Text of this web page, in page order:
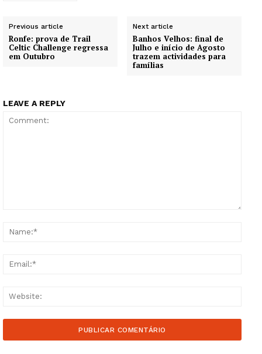
Previous article
Ronfe: prova de Trail
Celtic Challenge regressa
em Outubro
Next article
Banhos Velhos: final de
Julho e início de Agosto
trazem actividades para
famílias
LEAVE A REPLY